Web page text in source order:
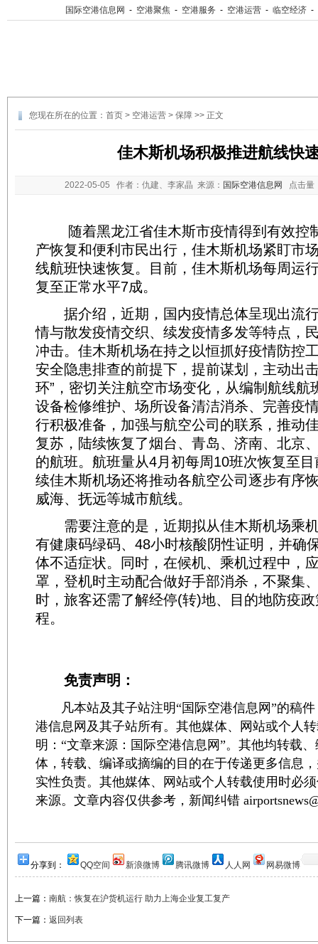
国际空港信息网 - 空港聚焦 - 空港服务 - 空港运营 - 临空经济 -
您现在所在的位置： 首页 > 空港运营 > 保障 >> 正文
佳木斯机场积极推进航线快
2022-05-05 作者：仇建、李家晶 来源： 国际空港信息网 点击量
随着黑龙江省佳木斯市疫情得到有效控
产恢复和便利市民出行，佳木斯机场紧盯市
线航班快速恢复。目前，佳木斯机场每周运
复至正常水平7成。
据介绍，近期，国内疫情总体呈现出流
情与散发疫情交织、续发疫情多发等特点，
冲击。佳木斯机场在持之以恒抓好疫情防控
安全隐患排查的前提下，提前谋划，主动出
环”，密切关注航空市场变化，从编制航线航
设备检修维护、场所设备清洁消杀、完善疫
行积极准备，加强与航空公司的联系，推动
复苏，陆续恢复了烟台、青岛、济南、北京
的航班。航班量从4月初每周10班次恢复至
续佳木斯机场还将推动各航空公司逐步有序
威海、抚远等城市航线。
需要注意的是，近期拟从佳木斯机场乘
有健康码绿码、48小时核酸阴性证明，并确
体不适症状。同时，在候机、乘机过程中，
罩，登机时主动配合做好手部消杀，不聚集
时，旅客还需了解经停(转)地、目的地防疫
程。
免责声明：
凡本站及其子站注明“国际空港信息网”的稿件
港信息网及其子站所有。其他媒体、网站或个人
明：“文章来源：国际空港信息网”。其他均转载
体，转载、编译或摘编的目的在于传递更多信息
实性负责。其他媒体、网站或个人转载使用时必
来源。文章内容仅供参考，新闻纠错
分享到： QQ空间 新浪微博 腾讯微博 人人网 网易微博
上一篇： 南航：恢复在沪货机运行 助力上海企业复工复产
下一篇： 返回列表